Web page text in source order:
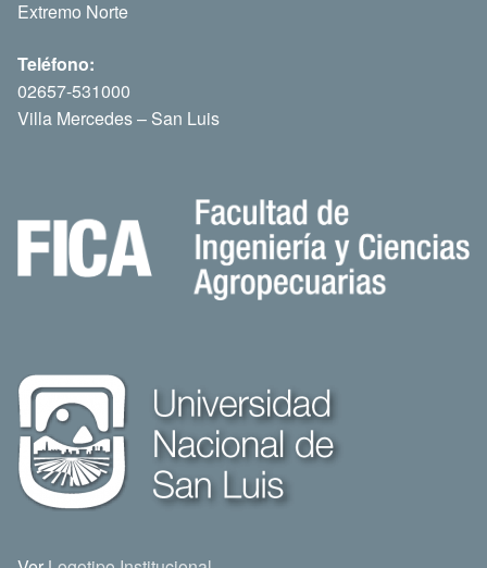
Extremo Norte
Teléfono:
02657-531000
Villa Mercedes – San Luis